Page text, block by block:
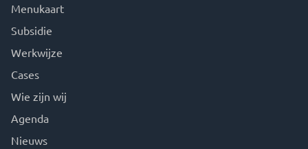
Menukaart
Subsidie
Werkwijze
Cases
Wie zijn wij
Agenda
Nieuws